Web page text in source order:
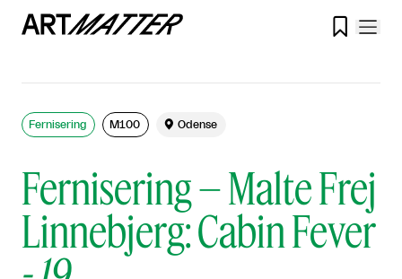

Fernisering – Malte Frej
Linnebjerg: Cabin Fever
Fernisering M100  Odense